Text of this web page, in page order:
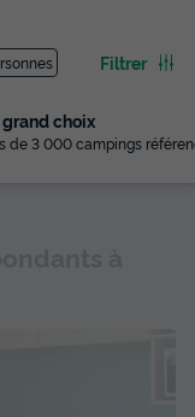
Filtrer